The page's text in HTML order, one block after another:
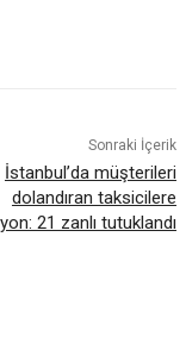
Sonraki İçerik
İstanbul’da müşterileri
dolandıran taksicilere
21 zanlı tutuklandı